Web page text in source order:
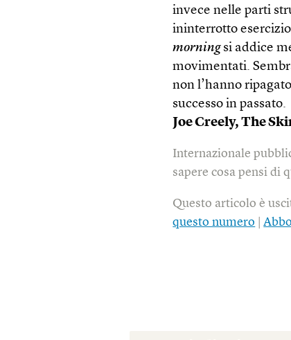
invece nelle parti
ininterrotto
morningsi addice
movimentati.
non l’hanno
successo in passato.
Joe Creely, The
Internazionale
sapere cosa pensi di
Questo articolo è
questo numero |